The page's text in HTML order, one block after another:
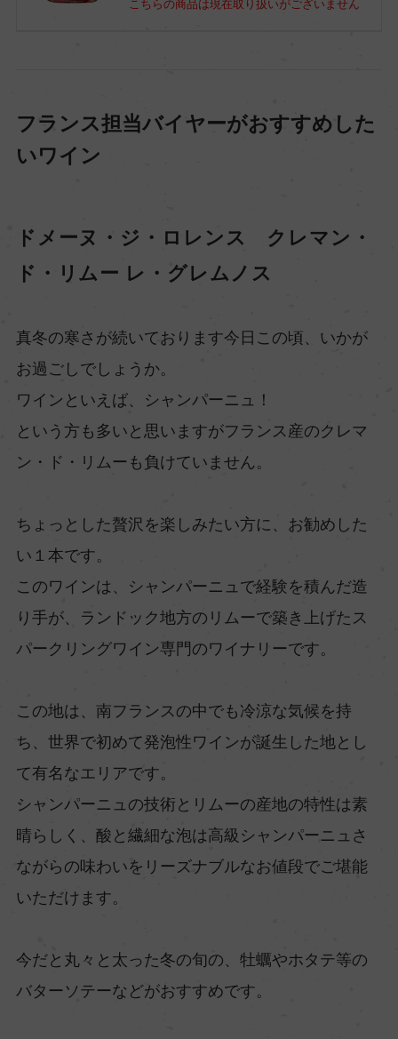
こちらの商品は現在取り扱いがございません
フランス担当バイヤーがおすすめした
いワイン
ドメーヌ・ジ・ロレンス クレマン・
ド・リムー レ・グレムノス
真冬の寒さが続いております今日この頃、いかが
お過ごしでしょうか。
ワインといえば、シャンパーニュ！
という方も多いと思いますがフランス産のクレマ
ン・ド・リムーも負けていません。
ちょっとした贅沢を楽しみたい方に、お勧めした
い１本です。
このワインは、シャンパーニュで経験を積んだ造
り手が、ランドック地方のリムーで築き上げたス
パークリングワイン専門のワイナリーです。
この地は、南フランスの中でも冷涼な気候を持
ち、世界で初めて発泡性ワインが誕生した地とし
て有名なエリアです。
シャンパーニュの技術とリムーの産地の特性は素
晴らしく、酸と繊細な泡は高級シャンパーニュさ
ながらの味わいをリーズナブルなお値段でご堪能
いただけます。
今だと丸々と太った冬の旬の、牡蠣やホタテ等の
バターソテーなどがおすすめです。